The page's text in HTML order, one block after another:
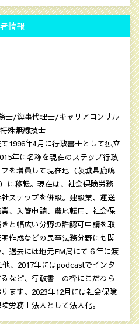
情報
士/海事代理士/キャリアコンサル
殊無線技士
1996年4月に行政書士として独立
年に名称を現在のステップ行政
を増員して現在地（茨城県鹿嶋
に移転。現在は、社会保険労務
ステップを併設。建設業、運送
、入管申請、農地転用、社会保
と幅広い分野の許認可申請を取
作成などの民亊法務分野にも関
過去には地元FM局にて６年に渡
、2017年にはpodcastでインタ
など、行政書士の枠にこだわら
ます。2023年12月には社会保険
労務士法人として法人化。